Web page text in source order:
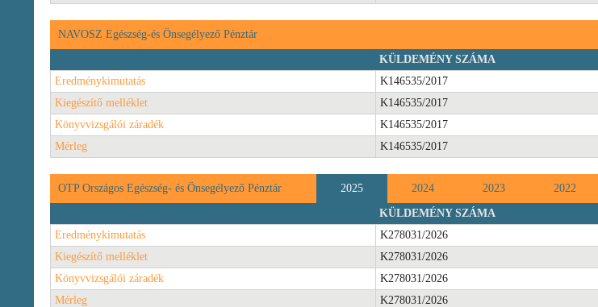
NAVOSZ Egészség-és Önsegélyező Pénztár
KÜLDEMÉNY SZÁMA
Eredménykimutatás
K146535/2017
Kiegészítő melléklet
K146535/2017
Könyvvizsgálói záradék
K146535/2017
Mérleg
K146535/2017
OTP Országos Egészség- és Önsegélyező Pénztár 2025 2024 2023 2022
KÜLDEMÉNY SZÁMA
Eredménykimutatás
K278031/2026
Kiegészítő melléklet
K278031/2026
Könyvvizsgálói záradék
K278031/2026
Mérleg
K278031/2026